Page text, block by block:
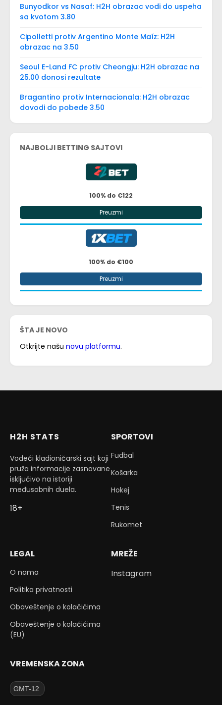
Bunyodkor vs Nasaf: H2H obrazac vodi do uspeha
sa kvotom 3.80
Cipolletti protiv Argentino Monte Maíz: H2H
obrazac na 3.50
Seoul E-Land FC protiv Cheongju: H2H obrazac na
25.00 donosi rezultate
Bragantino protiv Internacionala: H2H obrazac
dovodi do pobede 3.50
NAJBOLJI BETTING SAJTOVI
100% do €122
Preuzmi
100% do €100
Preuzmi
ŠTA JE NOVO
Otkrijte našu novu platformu.
H2H STATS
Vodeći kladioničarski sajt koji
pruža informacije zasnovane
isključivo na istoriji
međusobnih duela.
18+
SPORTOVI
Fudbal
Košarka
Hokej
Tenis
Rukomet
LEGAL
O nama
Politika privatnosti
Obaveštenje o kolačićima
Obaveštenje o kolačićima
(EU)
MREŽE
Instagram
VREMENSKA ZONA